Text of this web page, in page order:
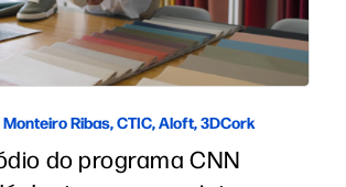
Ribas, CTIC, Aloft, 3DCork
do programa CNN